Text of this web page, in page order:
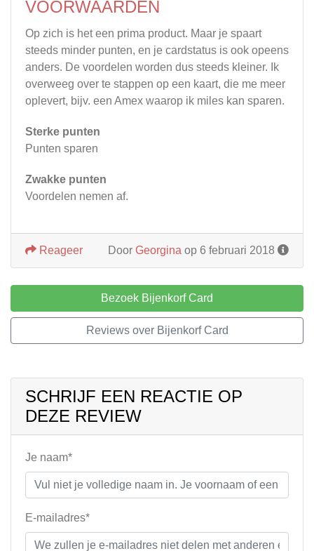
VOORWAARDEN
Op zich is het een prima product. Maar je spaart
steeds minder punten, en je cardstatus is ook opeens
anders. De voordelen worden dus steeds kleiner. Ik
overweeg over te stappen op een kaart, die me meer
oplevert, bijv. een Amex waarop ik miles kan sparen.
Sterke punten
Punten sparen
Zwakke punten
Voordelen nemen af.
Door Georgina op 6 februari 2018
Reageer
Bezoek Bijenkorf Card
Reviews over Bijenkorf Card
SCHRIJF EEN REACTIE OP
DEZE REVIEW
Je naam*
E-mailadres*